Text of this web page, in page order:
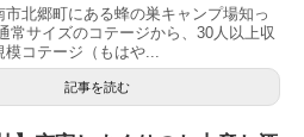
市北郷町にある蜂の巣キャンプ場知っ
常サイズのコテージから、30人以上収
模コテージ（もはや...
記事を読む